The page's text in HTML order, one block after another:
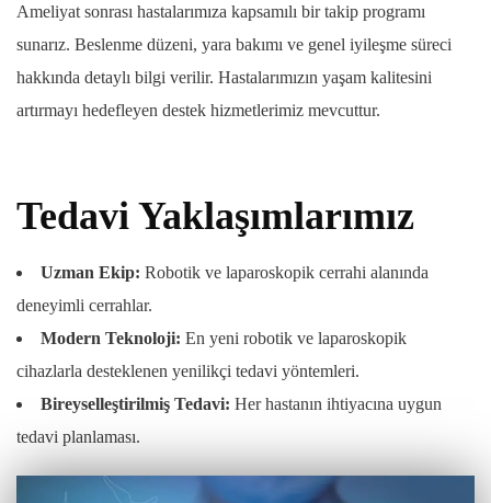
Ameliyat sonrası hastalarımıza kapsamılı bir takip programı
sunarız. Beslenme düzeni, yara bakımı ve genel iyileşme süreci
hakkında detaylı bilgi verilir. Hastalarımızın yaşam kalitesini
artırmayı hedefleyen destek hizmetlerimiz mevcuttur.
Tedavi Yaklaşımlarımız
Uzman Ekip: Robotik ve laparoskopik cerrahi alanında
deneyimli cerrahlar.
Modern Teknoloji: En yeni robotik ve laparoskopik
cihazlarla desteklenen yenilikçi tedavi yöntemleri.
Bireyselleştirilmiş Tedavi: Her hastanın ihtiyacına uygun
tedavi planlaması.